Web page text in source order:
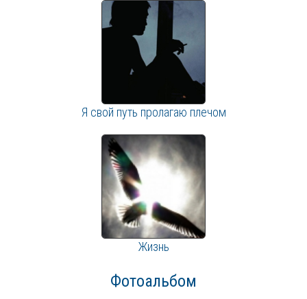
Я свой путь пролагаю плечом
Жизнь
Фотоальбом